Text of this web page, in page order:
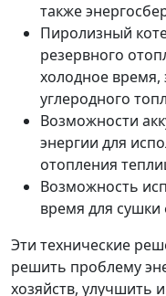
также
Пиролизный
резервного
холодное
углеродного
Возможности
энергии для
отопления
Возможность
время для
Эти технические
решить проблему
хозяйств, улучшить